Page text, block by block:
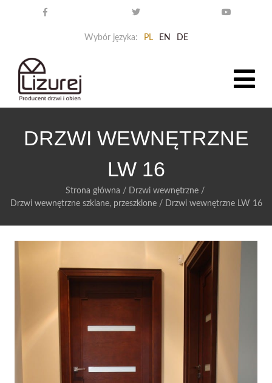
Wybór języka: PL EN DE
DRZWI WEWNĘTRZNE
LW 16
Strona główna / Drzwi wewnętrzne/
Drzwi wewnętrzne szklane, przeszklone/ Drzwi wewnętrzne LW 16